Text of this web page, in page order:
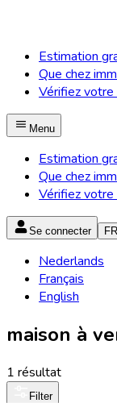
Estimation
Que chez
Vérifiez
Menu
Estimation
Que chez
Vérifiez
Se connecter FR
Nederlands
Français
English
maison à
1 résultat
Filter